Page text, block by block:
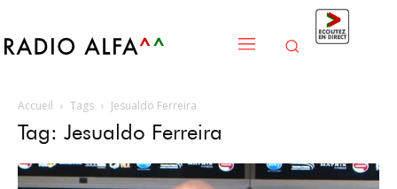
Accueil Tags Jesualdo Ferreira
Tag: Jesualdo Ferreira